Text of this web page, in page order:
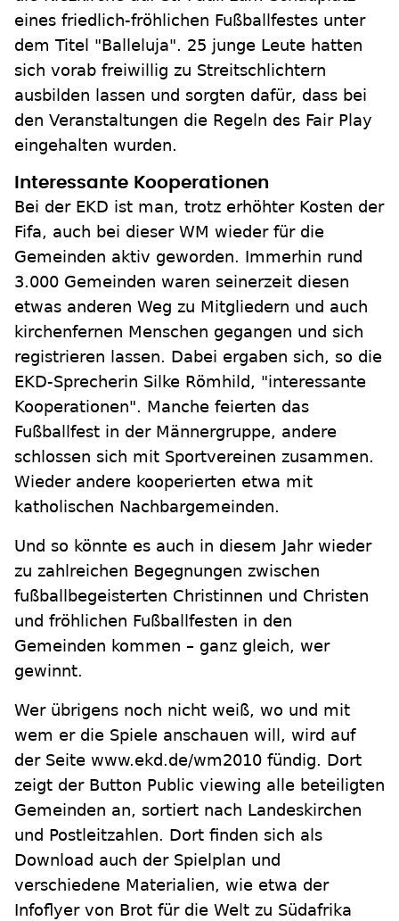
eines friedlich-fröhlichen Fußballfestes unter
dem Titel "Balleluja". 25 junge Leute hatten
sich vorab freiwillig zu Streitschlichtern
ausbilden lassen und sorgten dafür, dass bei
den Veranstaltungen die Regeln des Fair Play
eingehalten wurden.
Interessante Kooperationen
Bei der EKD ist man, trotz erhöhter Kosten der
Fifa, auch bei dieser WM wieder für die
Gemeinden aktiv geworden. Immerhin rund
3.000 Gemeinden waren seinerzeit diesen
etwas anderen Weg zu Mitgliedern und auch
kirchenfernen Menschen gegangen und sich
registrieren lassen. Dabei ergaben sich, so die
EKD-Sprecherin Silke Römhild, "interessante
Kooperationen". Manche feierten das
Fußballfest in der Männergruppe, andere
schlossen sich mit Sportvereinen zusammen.
Wieder andere kooperierten etwa mit
katholischen Nachbargemeinden.
Und so könnte es auch in diesem Jahr wieder
zu zahlreichen Begegnungen zwischen
fußballbegeisterten Christinnen und Christen
und fröhlichen Fußballfesten in den
Gemeinden kommen – ganz gleich, wer
gewinnt.
Wer übrigens noch nicht weiß, wo und mit
wem er die Spiele anschauen will, wird auf
der Seite www.ekd.de/wm2010 fündig. Dort
zeigt der Button Public viewing alle beteiligten
Gemeinden an, sortiert nach Landeskirchen
und Postleitzahlen. Dort finden sich als
Download auch der Spielplan und
verschiedene Materialien, wie etwa der
Infoflyer von Brot für die Welt zu Südafrika